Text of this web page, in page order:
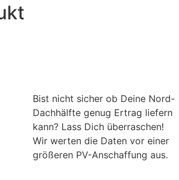
Bist nicht sicher ob Deine Nord-
Dachhälfte genug Ertrag liefern
kann? Lass Dich überraschen!
Wir werten die Daten vor einer
größeren PV-Anschaffung aus.